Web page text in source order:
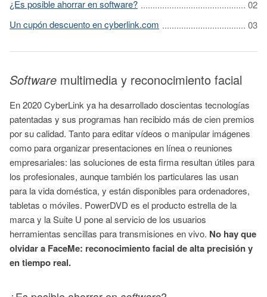
¿Es posible ahorrar en software?
Un cupón descuento en cyberlink.com
Software multimedia y reconocimiento facial
En 2020 CyberLink ya ha desarrollado doscientas tecnologías
patentadas y sus programas han recibido más de cien premios
por su calidad. Tanto para editar vídeos o manipular imágenes
como para organizar presentaciones en línea o reuniones
empresariales: las soluciones de esta firma resultan útiles para
los profesionales, aunque también los particulares las usan
para la vida doméstica, y están disponibles para ordenadores,
tabletas o móviles. PowerDVD es el producto estrella de la
marca y la Suite U pone al servicio de los usuarios
herramientas sencillas para transmisiones en vivo. No hay que
olvidar a FaceMe: reconocimiento facial de alta precisión y
en tiempo real.